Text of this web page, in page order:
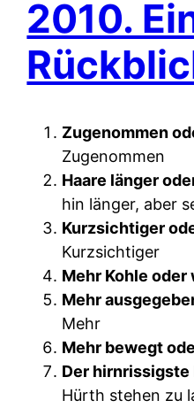
2010.
Zugenommen
Zugenommen
Haare länger
hin länger, aber
Kurzsichtiger
Kurzsichtiger
Mehr Kohle oder
Mehr
Mehr
Mehr bewegt
Der hirnrissigste
Hürth stehen zu